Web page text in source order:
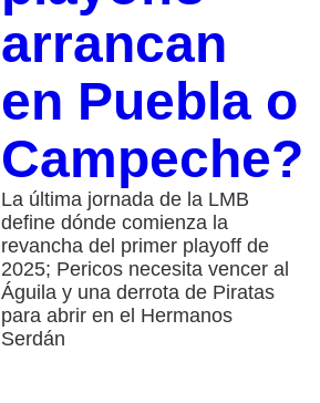
arrancan
en Puebla o
Campeche?
La última jornada de la LMB
define dónde comienza la
revancha del primer playoff de
2025; Pericos necesita vencer al
Águila y una derrota de Piratas
para abrir en el Hermanos
Serdán